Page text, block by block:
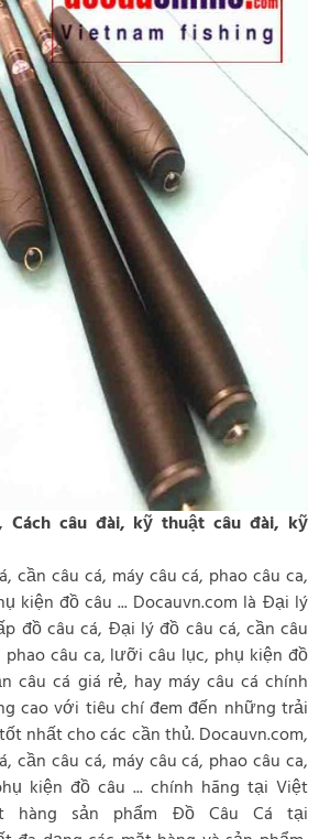
Cách câu đài, kỹ thuật câu đài, kỹ
cần câu cá, máy câu cá, phao câu ca,
kiện đồ câu ... Docauvn.com là Đại lý
đồ câu cá, Đại lý đồ câu cá, cần câu
phao câu ca, lưỡi câu lục, phụ kiện đồ
câu cá giá rẻ, hay máy câu cá chính
cao với tiêu chí đem đến những trải
nhất cho các cần thủ. Docauvn.com,
cần câu cá, máy câu cá, phao câu ca,
kiện đồ câu ... chính hãng tại Việt
hàng sản phẩm Đồ Câu Cá tại